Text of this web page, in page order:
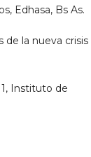
Edhasa, Bs As.
de la nueva crisis
1, Instituto de